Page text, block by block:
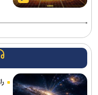
اعلام اسامی ژل‌های
جهانگیر: ۷۰۰
است/ تغییرات مدیریتی در